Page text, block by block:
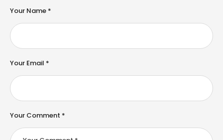
Your Comment *
Your Name *
Your Email *
e
n
a
ti
e